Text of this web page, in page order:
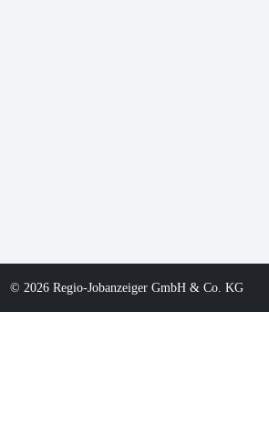
© 2026 Regio-Jobanzeiger GmbH & Co. KG